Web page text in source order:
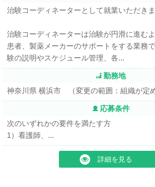
治験コーディネーターとして就業いただきま
治験コーディネーターは治験が円滑に進む
患者、製薬メーカーのサポートをする業務
験の説明やスケジュール管理、各...
勤務地
神奈川県 横浜市 （変更の範囲：組織が定め
応募条件
次のいずれかの要件を満たす方
1）看護師、...
詳細を見る